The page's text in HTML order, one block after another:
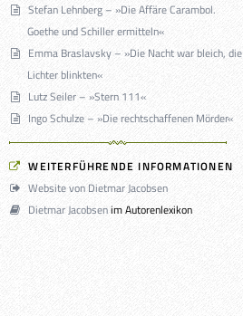
Stefan Lehnberg – »Die Affäre Carambol.
Goethe und Schiller ermitteln«
Emma Braslavsky – »Die Nacht war bleich, die
Lichter blinkten«
Lutz Seiler – »Stern 111«
Ingo Schulze – »Die rechtschaffenen Mörder«
WEITERFÜHRENDE INFORMATIONEN
Website von Dietmar Jacobsen
Dietmar Jacobsenim Autorenlexikon